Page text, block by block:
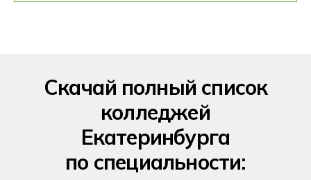
Скачай полный список
колледжей
Екатеринбурга
по специальности: